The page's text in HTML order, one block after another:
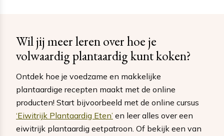
Wil jij meer leren over hoe je
volwaardig plantaardig kunt koken?
Ontdek hoe je voedzame en makkelijke
plantaardige recepten maakt met de online
producten! Start bijvoorbeeld met de online cursus
‘Eiwitrijk Plantaardig Eten’ en leer alles over een
eiwitrijk plantaardig eetpatroon. Of bekijk een van